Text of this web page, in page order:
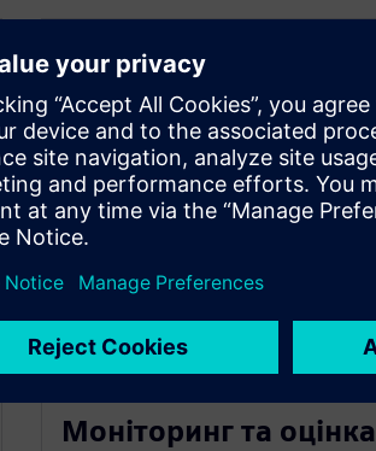
Моніторинг та оцінка